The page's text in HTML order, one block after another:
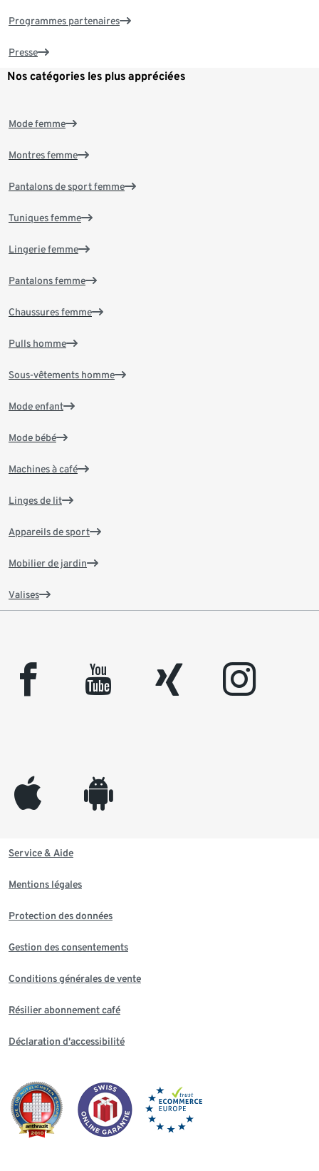
Programmes partenaires
Presse
Nos catégories les plus appréciées
Mode femme
Montres femme
Pantalons de sport femme
Tuniques femme
Lingerie femme
Pantalons femme
Chaussures femme
Pulls homme
Sous-vêtements homme
Mode enfant
Mode bébé
Machines à café
Linges de lit
Appareils de sport
Mobilier de jardin
Valises
facebook youtube xing instagram
appleinc android
Service & Aide
Mentions légales
Protection des données
Gestion des consentements
Conditions générales de vente
Résilier abonnement café
Déclaration d'accessibilité